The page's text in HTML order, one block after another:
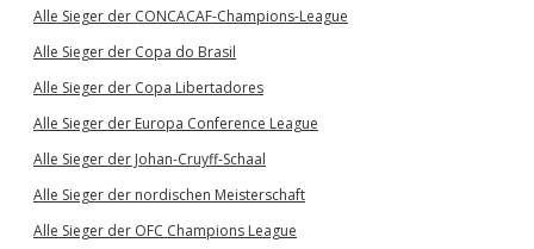
Alle Sieger der CONCACAF-Champions-League
Alle Sieger der Copa do Brasil
Alle Sieger der Copa Libertadores
Alle Sieger der Europa Conference League
Alle Sieger der Johan-Cruyff-Schaal
Alle Sieger der nordischen Meisterschaft
Alle Sieger der OFC Champions League